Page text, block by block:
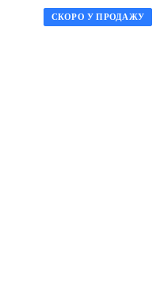
СКОРО У ПРОДАЖУ
СКОРО У ПРОДАЖУ